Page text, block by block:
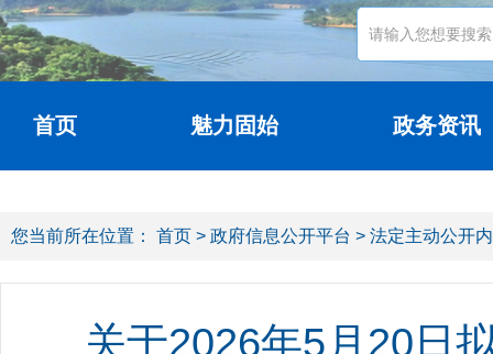
首页 魅力固始 政务资讯
您当前所在位置： 首页 > 政府信息公开平台 > 法定主动公开
关于2026年5月20日